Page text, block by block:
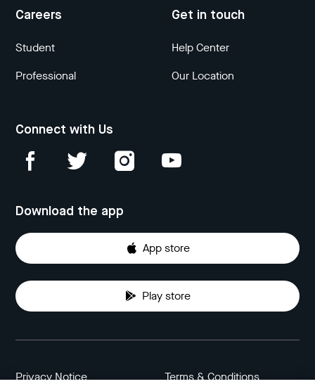
Careers
Student
Professional
Get in touch
Help Center
Our Location
Connect with Us
Download the app
App store
Play store
Privacy Notice Terms & Conditions